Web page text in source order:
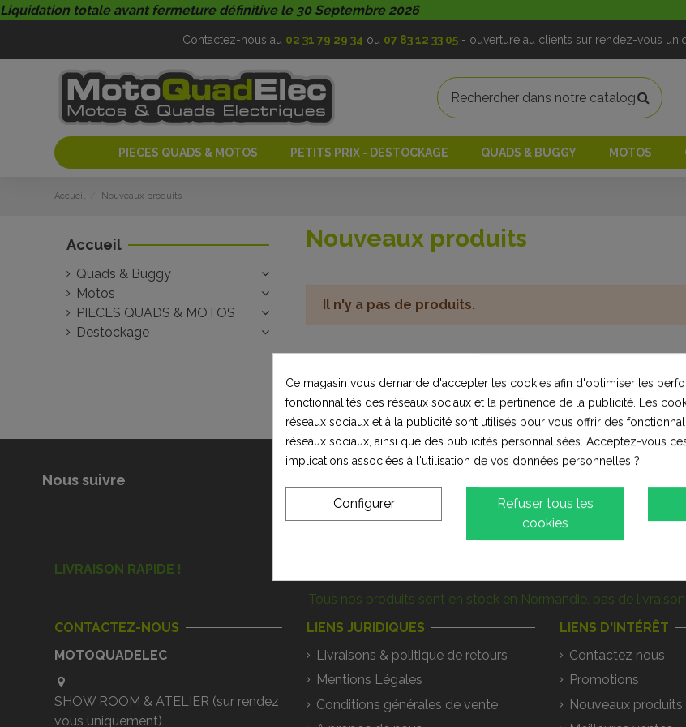
Liquidation totale avant fermeture définitive le 30 Septembre 2026
Contactez-nous au 02 31 79 29 34 ou 07 83 12 33 05- ouverture au clients sur rendez-vous
PIECES QUADS & MOTOS PETITS PRIX - DESTOCKAGE QUADS & BUGGY MOTOS
Accueil Nouveaux produits
Nouveaux produits
Il n'y a pas de produits.
Accueil
Quads & Buggy
Motos
PIECES QUADS & MOTOS
Destockage
Nous suivre
LIVRAISON RAPIDE !
Tous nos produits sont en stock en Normandie, pas de
CONTACTEZ-NOUS
MOTOQUADELEC
SHOW ROOM & ATELIER (sur rendez
vous uniquement)
LIENS JURIDIQUES
Livraisons & politique de retours
Mentions Légales
Conditions générales de vente
LIENS D'INTÉRÊT
Contactez nous
Promotions
Nouveaux produits
Ce magasin vous demande d'accepter les cookies afin d'optimiser les
fonctionnalités des réseaux sociaux et la pertinence de la publicité. Les
réseaux sociaux et à la publicité sont utilisés pour vous offrir des
réseaux sociaux, ainsi que des publicités personnalisées. Acceptez-vous
implications associées à l'utilisation de vos données personnelles ?
Refuser tous les
cookies
Configurer